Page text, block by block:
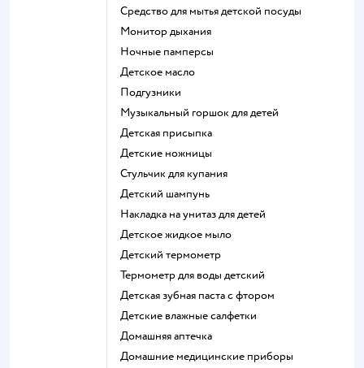
средство для мытья детской посуды
монитор дыхания
ночные памперсы
детское масло
подгузники
музыкальный горшок для детей
детская присыпка
детские ножницы
стульчик для купания
детский шампунь
накладка на унитаз для детей
детское жидкое мыло
детский термометр
термометр для воды детский
детская зубная паста с фтором
детские влажные салфетки
домашняя аптечка
домашние медицинские приборы